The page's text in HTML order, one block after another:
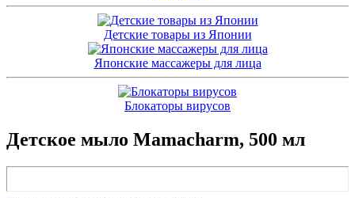
Детские товары из Японии
Японские массажеры для лица
Блокаторы вирусов
Детское мыло Mamacharm, 500 мл